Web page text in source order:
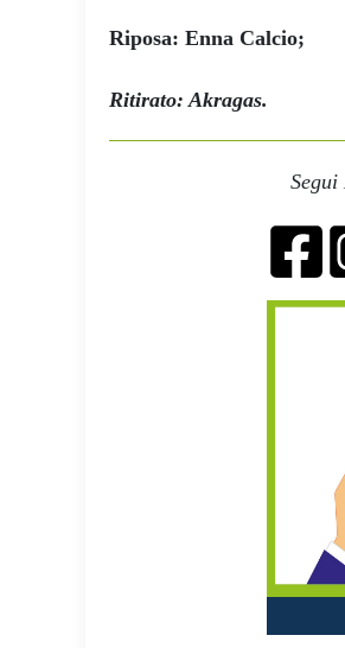
Riposa: Enna Calcio;
Ritirato: Akragas.